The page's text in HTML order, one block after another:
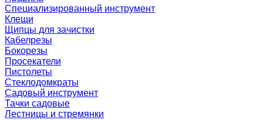
Специализированный инструмент
Клещи
Щипцы для зачистки
Кабелрезы
Бокорезы
Просекатели
Пистолеты
Стеклодомкраты
Садовый инструмент
Тачки садовые
Лестницы и стремянки